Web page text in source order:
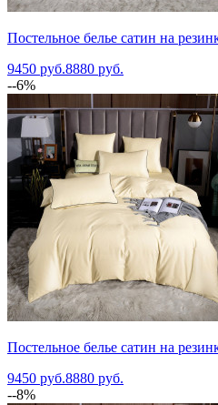
Постельное белье сатин на
9450 руб.8880 руб.
--6%
Постельное белье сатин на
9450 руб.8880 руб.
--8%